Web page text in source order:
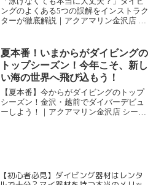
ングのよくある5つの誤解をインストラク
ターが徹底解説｜アクアマリン金沢店 初
の誤解をインストラクターが徹底解説
「海は好きだけど...
夏本番！いまからがダイビングの
トップシーズン！今年こそ、新し
い海の世界へ飛び込もう！
【夏本番】今からがダイビングのトップ
シーズン！金沢・越前でダイバーデビュ
ーしよう！｜アクアマリン金沢店 シーズ
【初心者必見】ダイビング器材はレンタ